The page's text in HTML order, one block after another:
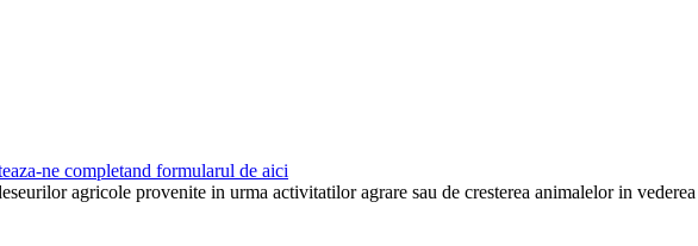
ne completand formularul de aici
agricole provenite in urma activitatilor agrare sau de cresterea animalelor in